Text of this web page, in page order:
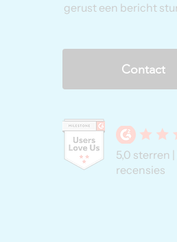
gerust een bericht
Contact
5,0 sterren
recensies